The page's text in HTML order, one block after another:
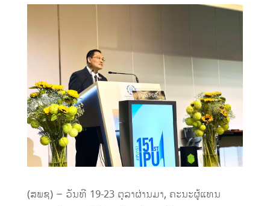
(ສພຊ) – ວັນທີ 19-23 ຕຸລາຜ່ານມາ, ຄະນະຜູ້ແທນ